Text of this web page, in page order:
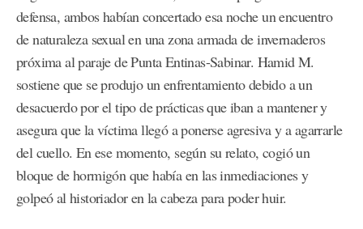
defensa, ambos habían concertado esa noche un encuentro
de naturaleza sexual en una zona armada de invernaderos
próxima al paraje de Punta Entinas-Sabinar. Hamid M.
sostiene que se produjo un enfrentamiento debido a un
desacuerdo por el tipo de prácticas que iban a mantener y
asegura que la víctima llegó a ponerse agresiva y a agarrarle
del cuello. En ese momento, según su relato, cogió un
bloque de hormigón que había en las inmediaciones y
golpeó al historiador en la cabeza para poder huir.